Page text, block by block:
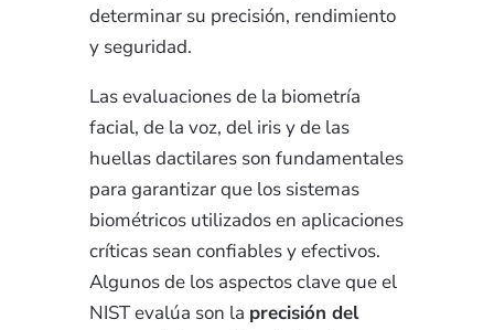
determinar su precisión, rendimiento
y seguridad.
Las evaluaciones de la biometría
facial, de la voz, del iris y de las
huellas dactilares son fundamentales
para garantizar que los sistemas
biométricos utilizados en aplicaciones
críticas sean confiables y efectivos.
Algunos de los aspectos clave que el
NIST evalúa son la precisión del